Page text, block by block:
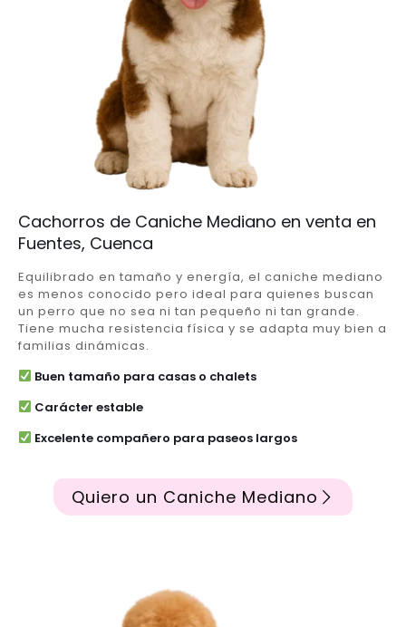
Cachorros de Caniche Mediano en venta en
Fuentes, Cuenca
Equilibrado en tamaño y energía, el caniche mediano
es menos conocido pero ideal para quienes buscan
un perro que no sea ni tan pequeño ni tan grande.
Tiene mucha resistencia física y se adapta muy bien a
familias dinámicas.
Buen tamaño para casas o chalets
Carácter estable
Excelente compañero para paseos largos
Quiero un Caniche Mediano